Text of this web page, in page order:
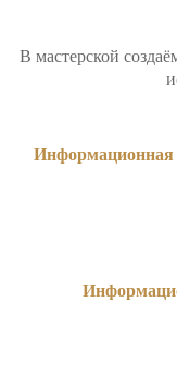
В мастерской
Информационная